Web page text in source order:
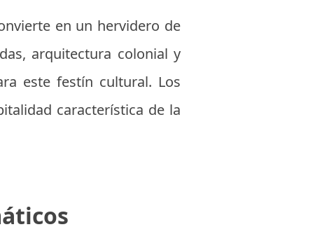
en un hervidero de
arquitectura colonial y
este festín cultural. Los
característica de la